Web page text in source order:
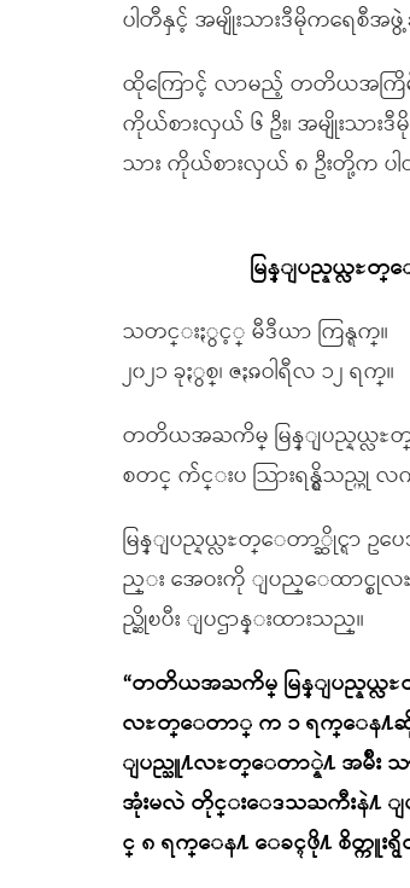
ပါတီနှင့် အမျိုးသားဒီမိုကရေစီ
ထိုကြောင့် လာမည့် တတိယအကြိ
ကိုယ်စားလှယ် ၆ ဦး၊ အမျိုးသာ
သား ကိုယ်စားလှယ် ၈ ဦးတို့က ပါ
မြန္ျပည္နယ္လႊ
သတင္းႏွင့္ မီဒီယာ ကြန္ရက္။
၂၀၂၁ ခုႏွစ္၊ ဇႏၷဝါရီလ ၁၂ ရက္။
တတိယအႀကိမ္ မြန္ျပည္နယ္လ
စတင္ က်င္းပ သြားရန္ရွိသည္ဟု
မြန္ျပည္နယ္လႊတ္ေတာ္ဆိုင္ရာ
ည္း အေဝးကို ျပည္ေထာင္စုလ
ည္ဆိုၿပီး ျပဌာန္းထားသည္။
“တတိယအႀကိမ္ မြန္ျပည္နယ္
လႊတ္ေတာ္ က ၁ ရက္ေန႔ဆိုေ
ျပည္သူ႔လႊတ္ေတာ္နဲ႔ အမ်ိဳး
အုံးမလဲ တိုင္းေဒသႀကီးနဲ႔ ျပ
င္ ၈ ရက္ေန႔ ေခၚဖို႔ စိတ္ကူး